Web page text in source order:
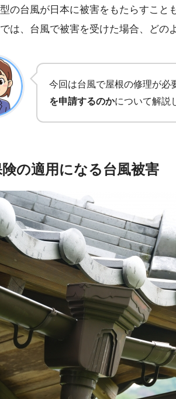
の台風が日本に被害をもたらすこと
は、台風で被害を受けた場合、どの
今回は台風で屋根の修理が必
を申請するのかについて解説
険の適用になる台風被害